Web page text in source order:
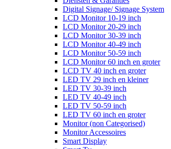
Digital Signage/ Signage System
LCD Monitor 10-19 inch
LCD Monitor 20-29 inch
LCD Monitor 30-39 inch
LCD Monitor 40-49 inch
LCD Monitor 50-59 inch
LCD Monitor 60 inch en groter
LCD TV 40 inch en groter
LED TV 29 inch en kleiner
LED TV 30-39 inch
LED TV 40-49 inch
LED TV 50-59 inch
LED TV 60 inch en groter
Monitor (non Categorised)
Monitor Accessoires
Smart Display